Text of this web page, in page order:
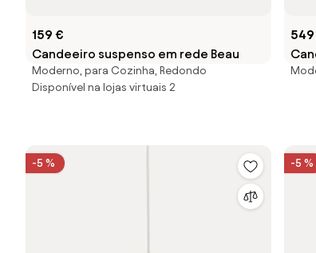
159 €
Candeeiro suspenso em rede Beau
Moderno, para Cozinha, Redondo
Disponível na lojas virtuais 2
549
-5 % -5 %